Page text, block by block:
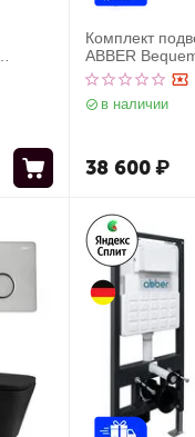
Комплект
ABBER
черный
AC0105 и
черная матовая
в наличии
38 600₽